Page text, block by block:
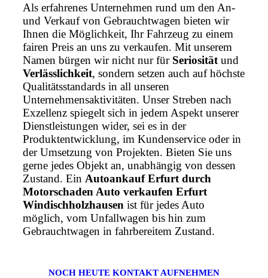
Als erfahrenes Unternehmen rund um den An-
und Verkauf von Gebrauchtwagen bieten wir
Ihnen die Möglichkeit, Ihr Fahrzeug zu einem
fairen Preis an uns zu verkaufen. Mit unserem
Namen bürgen wir nicht nur für Seriosität und
Verlässlichkeit, sondern setzen auch auf höchste
Qualitätsstandards in all unseren
Unternehmensaktivitäten. Unser Streben nach
Exzellenz spiegelt sich in jedem Aspekt unserer
Dienstleistungen wider, sei es in der
Produktentwicklung, im Kundenservice oder in
der Umsetzung von Projekten. Bieten Sie uns
gerne jedes Objekt an, unabhängig von dessen
Zustand. Ein Autoankauf Erfurt durch
Motorschaden Auto verkaufen Erfurt
Windischholzhausen ist für jedes Auto
möglich, vom Unfallwagen bis hin zum
Gebrauchtwagen in fahrbereitem Zustand.
NOCH HEUTE KONTAKT AUFNEHMEN